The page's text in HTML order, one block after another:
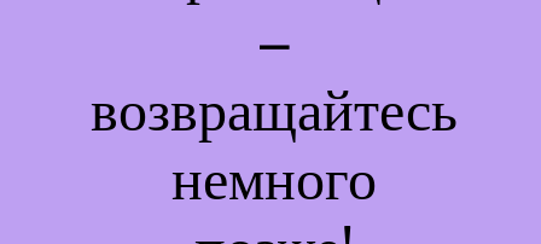
–
возвращайтесь
немного